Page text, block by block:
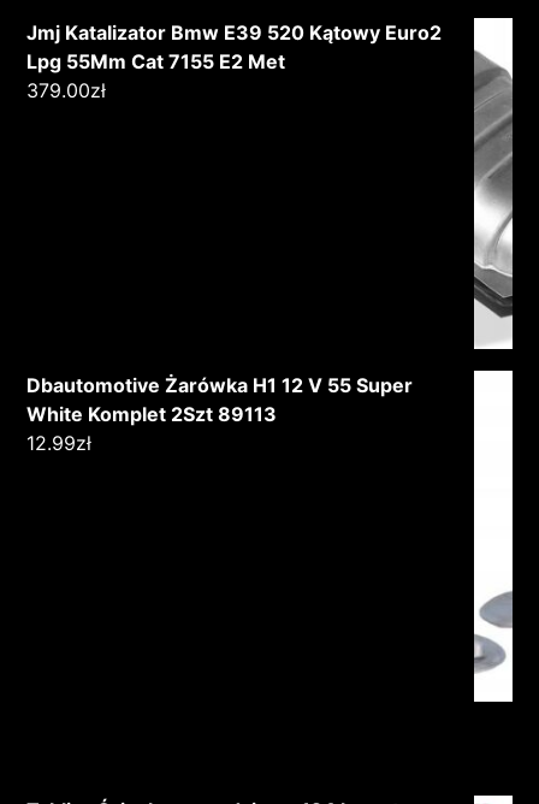
Jmj Katalizator Bmw E39 520 Kątowy Euro2
Lpg 55Mm Cat 7155 E2 Met
379.00zł
Dbautomotive Żarówka H1 12 V 55 Super
White Komplet 2Szt 89113
12.99zł